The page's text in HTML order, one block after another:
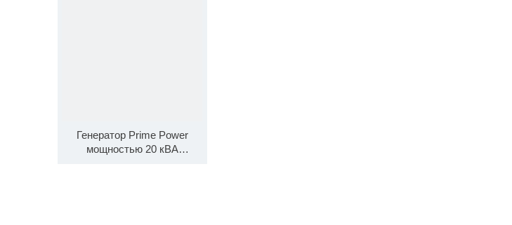
Генератор Prime Power
мощностью 20 кВА